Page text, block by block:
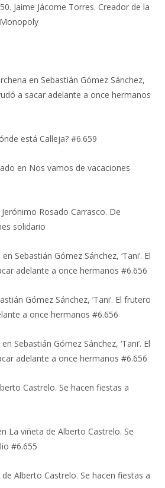
Jaime Jácome Torres. Creador de la
en Sebastián Gómez Sánchez,
a sacar adelante a once hermanos
está Calleja? #6.659
en Nos vamos de vacaciones
Jerónimo Rosado Carrasco. De
solidario
en Sebastián Gómez Sánchez, ‘Tani’. El
adelante a once hermanos #6.656
Gómez Sánchez, ‘Tani’. El frutero
a once hermanos #6.656
en Sebastián Gómez Sánchez, ‘Tani’. El
adelante a once hermanos #6.656
Castrelo. Se hacen fiestas a
La viñeta de Alberto Castrelo. Se
#6.655
Alberto Castrelo. Se hacen fiestas a